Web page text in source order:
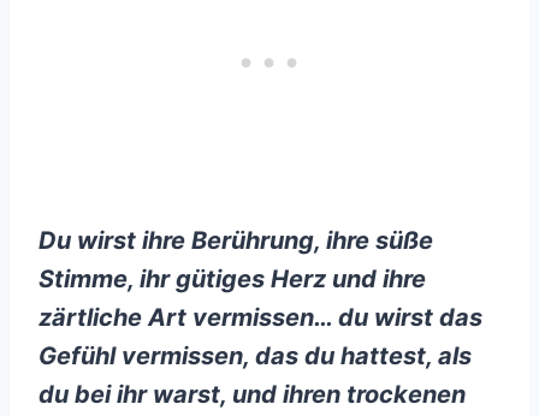
Du wirst ihre Berührung, ihre süße
Stimme, ihr gütiges Herz und ihre
zärtliche Art vermissen… du wirst das
Gefühl vermissen, das du hattest, als
du bei ihr warst, und ihren trockenen